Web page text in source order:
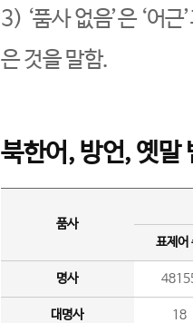
3) ‘품사 없음’은 ‘어
은 것을 말함.
북한어, 방언, 옛말
품사
표제어
명사
대명사 18